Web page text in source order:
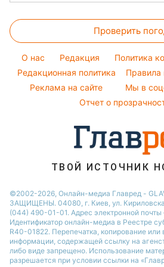
Настя Каменских
Виталий Козловский
Потап
София Ротару
Ольга Сумская
Праздничное меню
Новости Полтавы
Новости Житомира
Новости Сум
Новости Одессы
Новости Ровно
Новости Запорожья
Тесты по картинке
Оптические иллюзии
Народные приметы
Все о шоу-бизнесе
Магнитные бури
Погода на сегодня
Погода на завтра
Пылевая буря
Проверить
O нас Редакция
Политика
Редакционная политика
Правила
Реклама на сайте
Мы в
Отчет о
ТВОЙ ИСТОЧНИК
©2002-2026, Онлайн-медиа Главред -
ЗАЩИЩЕНЫ. 04080, г. Киев, ул.
(044) 490-01-01. Адрес электронной
Идентификатор онлайн-медиа в Реестре
R40-01822. Перепечатка, копирование или
информации, содержащей ссылку на
либо виде запрещено. Использование
разрешается при условии ссылки на